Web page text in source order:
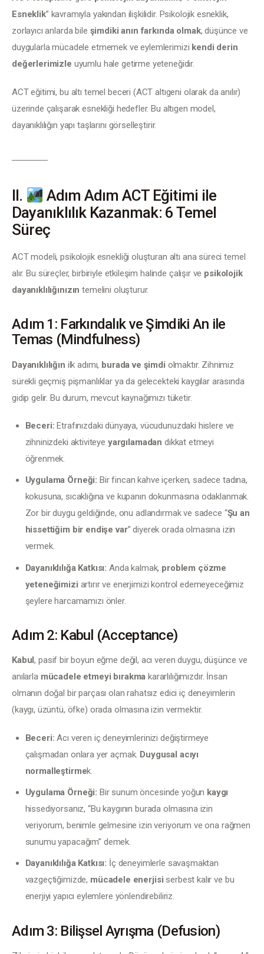
Esneklik” kavramıyla yakından ilişkilidir. Psikolojik esneklik,
zorlayıcı anlarda bile şimdiki anın farkında olmak, düşünce ve
duygularla mücadele etmemek ve eylemlerimizi kendi derin
değerlerimizle uyumlu hale getirme yeteneğidir.
ACT eğitimi, bu altı temel beceri (ACT altıgeni olarak da anılır)
üzerinde çalışarak esnekliği hedefler. Bu altıgen model,
dayanıklılığın yapı taşlarını görselleştirir.
II.
Adım Adım ACT Eğitimi ile
Dayanıklılık Kazanmak: 6 Temel
Süreç
ACT modeli, psikolojik esnekliği oluşturan altı ana süreci temel
alır. Bu süreçler, birbiriyle etkileşim halinde çalışır ve psikolojik
dayanıklılığınızın temelini oluşturur.
Adım 1: Farkındalık ve Şimdiki An ile
Temas (Mindfulness)
Dayanıklılığın ilk adımı, burada ve şimdi olmaktır. Zihnimiz
sürekli geçmiş pişmanlıklar ya da gelecekteki kaygılar arasında
gidip gelir. Bu durum, mevcut kaynağımızı tüketir.
Beceri: Etrafınızdaki dünyaya, vücudunuzdaki hislere ve
zihninizdeki aktiviteye yargılamadan dikkat etmeyi
öğrenmek.
Uygulama Örneği: Bir fincan kahve içerken, sadece tadına,
kokusuna, sıcaklığına ve kupanın dokunmasına odaklanmak.
Zor bir duygu geldiğinde, onu adlandırmak ve sadece “Şu an
hissettiğim bir endişe var” diyerek orada olmasına izin
vermek.
Dayanıklılığa Katkısı: Anda kalmak, problem çözme
yeteneğimizi artırır ve enerjimizi kontrol edemeyeceğimiz
şeylere harcamamızı önler.
Adım 2: Kabul (Acceptance)
Kabul, pasif bir boyun eğme değil, acı veren duygu, düşünce ve
anılarla mücadele etmeyi bırakma kararlılığımızdır. İnsan
olmanın doğal bir parçası olan rahatsız edici iç deneyimlerin
(kaygı, üzüntü, öfke) orada olmasına izin vermektir.
Beceri: Acı veren iç deneyimlerinizi değiştirmeye
çalışmadan onlara yer açmak. Duygusal acıyı
normalleştirmek.
Uygulama Örneği: Bir sunum öncesinde yoğun kaygı
hissediyorsanız, “Bu kaygının burada olmasına izin
veriyorum, benimle gelmesine izin veriyorum ve ona rağmen
sunumu yapacağım” demek.
Dayanıklılığa Katkısı: İç deneyimlerle savaşmaktan
vazgeçtiğimizde, mücadele enerjisi serbest kalır ve bu
enerjiyi yapıcı eylemlere yönlendirebiliriz.
Adım 3: Bilişsel Ayrışma (Defusion)